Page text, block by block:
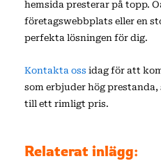
hemsida presterar på topp.
företagswebbplats eller en
perfekta lösningen för dig.
Kontakta oss idag för att
som erbjuder hög
till ett rimligt pris.
Relaterat inlägg: